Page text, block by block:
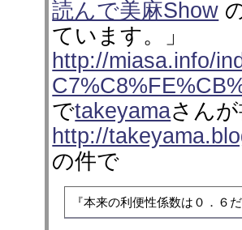
読んで美麻Show
ています。」
http://miasa.info/
でtakeyamaさん
http://
の件で
『本来の利便性係数は０．６